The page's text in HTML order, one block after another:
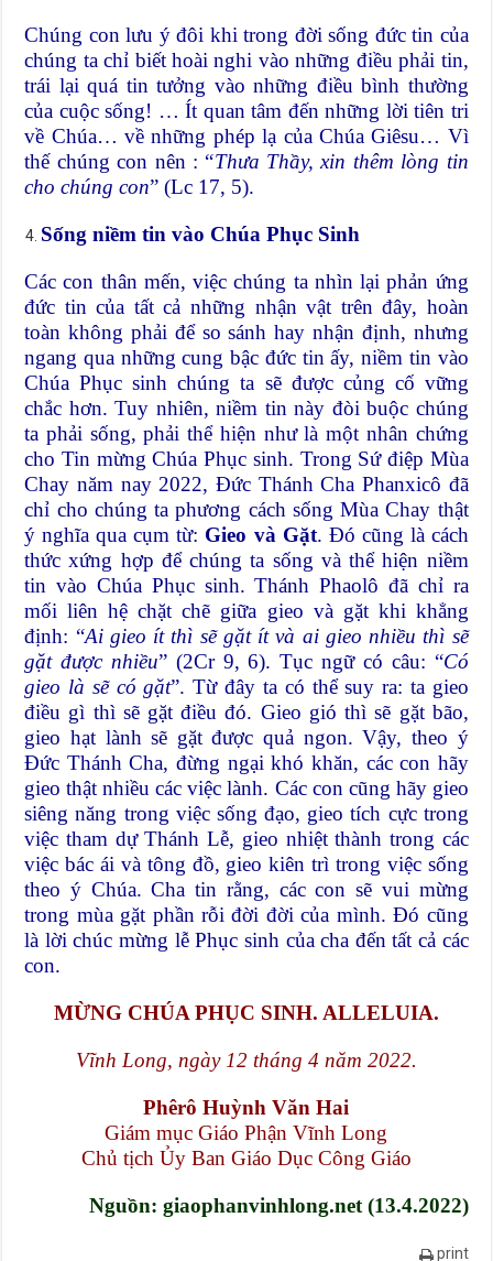
Chúng con lưu ý đôi khi trong đời sống đức tin của
chúng ta chỉ biết hoài nghi vào những điều phải tin,
trái lại quá tin tưởng vào những điều bình thường
của cuộc sống! … Ít quan tâm đến những lời tiên tri
về Chúa… về những phép lạ của Chúa Giêsu… Vì
thế chúng con nên : “Thưa Thầy, xin thêm lòng tin
cho chúng con” (Lc 17, 5).
Sống niềm tin vào Chúa Phục Sinh
Các con thân mến, việc chúng ta nhìn lại phản ứng
đức tin của tất cả những nhận vật trên đây, hoàn
toàn không phải để so sánh hay nhận định, nhưng
ngang qua những cung bậc đức tin ấy, niềm tin vào
Chúa Phục sinh chúng ta sẽ được củng cố vững
chắc hơn. Tuy nhiên, niềm tin này đòi buộc chúng
ta phải sống, phải thể hiện như là một nhân chứng
cho Tin mừng Chúa Phục sinh. Trong Sứ điệp Mùa
Chay năm nay 2022, Đức Thánh Cha Phanxicô đã
chỉ cho chúng ta phương cách sống Mùa Chay thật
ý nghĩa qua cụm từ: Gieo và Gặt. Đó cũng là cách
thức xứng hợp để chúng ta sống và thể hiện niềm
tin vào Chúa Phục sinh. Thánh Phaolô đã chỉ ra
mối liên hệ chặt chẽ giữa gieo và gặt khi khẳng
định: “Ai gieo ít thì sẽ gặt ít và ai gieo nhiều thì sẽ
gặt được nhiều” (2Cr 9, 6). Tục ngữ có câu: “Có
gieo là sẽ có gặt”. Từ đây ta có thể suy ra: ta gieo
điều gì thì sẽ gặt điều đó. Gieo gió thì sẽ gặt bão,
gieo hạt lành sẽ gặt được quả ngon. Vậy, theo ý
Đức Thánh Cha, đừng ngại khó khăn, các con hãy
gieo thật nhiều các việc lành. Các con cũng hãy gieo
siêng năng trong việc sống đạo, gieo tích cực trong
việc tham dự Thánh Lễ, gieo nhiệt thành trong các
việc bác ái và tông đồ, gieo kiên trì trong việc sống
theo ý Chúa. Cha tin rằng, các con sẽ vui mừng
trong mùa gặt phần rỗi đời đời của mình. Đó cũng
là lời chúc mừng lễ Phục sinh của cha đến tất cả các
con.
MỪNG CHÚA PHỤC SINH. ALLELUIA.
Vĩnh Long, ngày 12 tháng 4 năm 2022.
Phêrô Huỳnh Văn Hai
Giám mục Giáo Phận Vĩnh Long
Chủ tịch Ủy Ban Giáo Dục Công Giáo
Nguồn: giaophanvinhlong.net (13.4.2022)
print